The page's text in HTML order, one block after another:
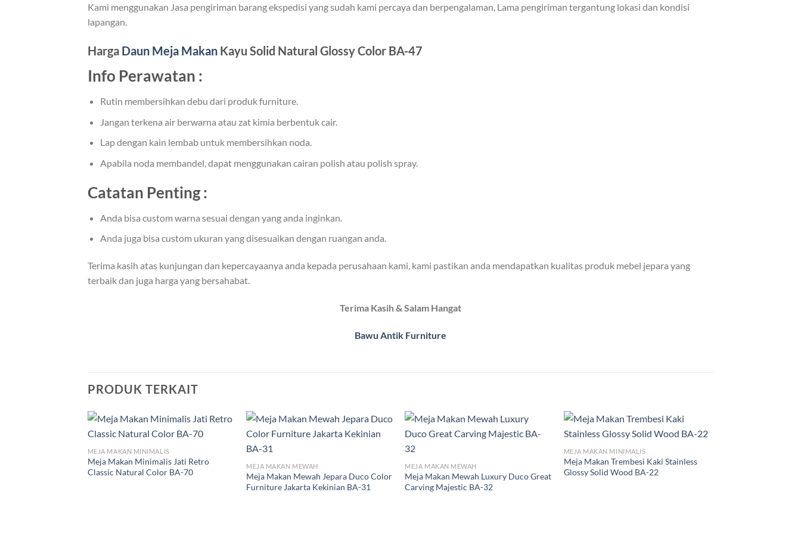
Kami menggunakan Jasa pengiriman barang ekspedisi yang sudah kami percaya dan berpengalaman, Lama pengiriman tergantung lokasi dan kondisi
lapangan.
Harga Daun Meja Makan Kayu Solid Natural Glossy Color BA-47
Info Perawatan :
Rutin membersihkan debu dari produk furniture.
Jangan terkena air berwarna atau zat kimia berbentuk cair.
Lap dengan kain lembab untuk membersihkan noda.
Apabila noda membandel, dapat menggunakan cairan polish atau polish spray.
Catatan Penting :
Anda bisa custom warna sesuai dengan yang anda inginkan.
Anda juga bisa custom ukuran yang disesuaikan dengan ruangan anda.
Terima kasih atas kunjungan dan kepercayaanya anda kepada perusahaan kami, kami pastikan anda mendapatkan kualitas produk mebel jepara yang
terbaik dan juga harga yang bersahabat.
Terima Kasih & Salam Hangat
Bawu Antik Furniture
PRODUK TERKAIT
MEJA MAKAN MINIMALIS
Meja Makan Minimalis Jati Retro
Classic Natural Color BA-70
MEJA MAKAN MEWAH
Meja Makan Mewah Jepara Duco Color
Furniture Jakarta Kekinian BA-31
MEJA MAKAN MEWAH
Meja Makan Mewah Luxury Duco Great
Carving Majestic BA-32
MEJA MAKAN MINIMALIS
Meja Makan Trembesi Kaki Stainless
Glossy Solid Wood BA-22